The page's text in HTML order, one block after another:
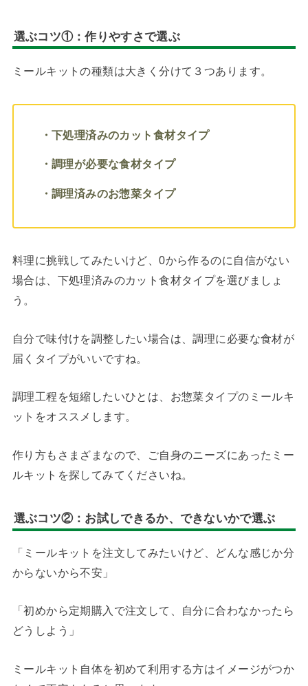
選ぶコツ①：作りやすさで選ぶ
ミールキットの種類は大きく分けて３つあります。
・下処理済みのカット食材タイプ
・調理が必要な食材タイプ
・調理済みのお惣菜タイプ
料理に挑戦してみたいけど、0から作るのに自信がない
場合は、下処理済みのカット食材タイプを選びましょ
う。
自分で味付けを調整したい場合は、調理に必要な食材が
届くタイプがいいですね。
調理工程を短縮したいひとは、お惣菜タイプのミールキ
ットをオススメします。
作り方もさまざまなので、ご自身のニーズにあったミー
ルキットを探してみてくださいね。
選ぶコツ②： お試しできるか、できないかで選ぶ
「ミールキットを注文してみたいけど、どんな感じか分
からないから不安」
「初めから定期購入で注文して、自分に合わなかったら
どうしよう」
ミールキット自体を初めて利用する方はイメージがつか